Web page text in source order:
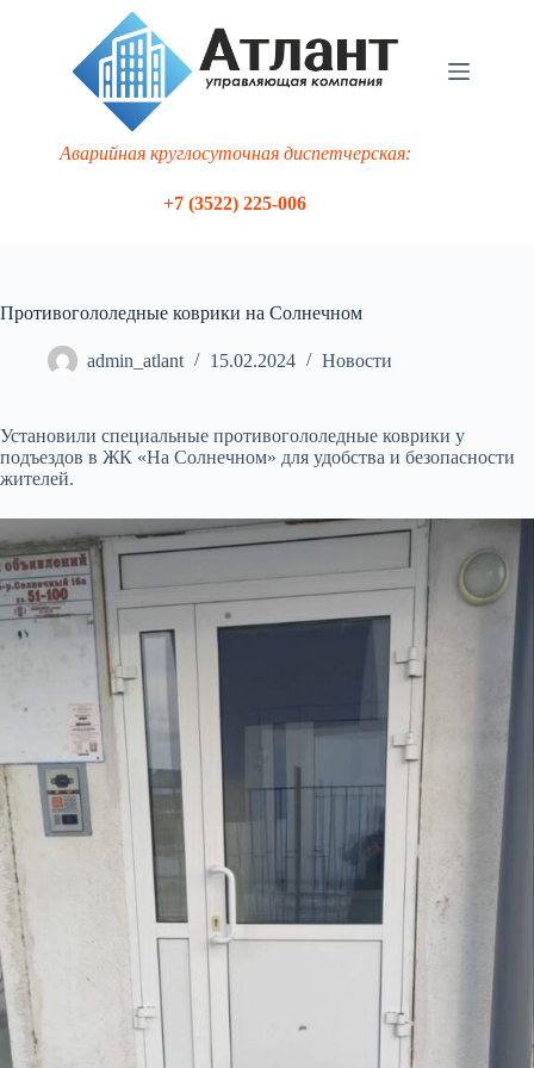
Аварийная круглосуточная диспетчерская:
+7 (3522) 225-006
Противогололедные коврики на Солнечном
admin_atlant 15.02.2024 Новости
Установили специальные противогололедные коврики у
подъездов в ЖК «На Солнечном» для удобства и безопасности
жителей.